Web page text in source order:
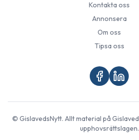
Kontakta oss
Annonsera
Om oss
Tipsa oss
© GislavedsNytt. Allt material på
upphovsrättslagen.